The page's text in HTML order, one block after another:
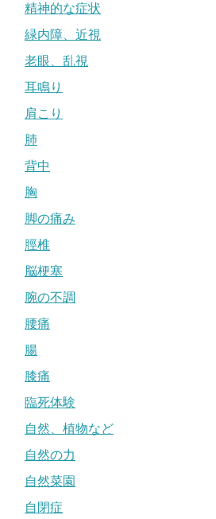
精神的な症状
緑内障、近視
老眼、乱視
耳鳴り
肩こり
肺
背中
胸
脚の痛み
脛椎
脳梗塞
腕の不調
腰痛
腸
膝痛
臨死体験
自然、植物など
自然の力
自然菜園
自閉症